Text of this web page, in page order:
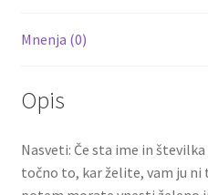
Mnenja (0)
Opis
Nasveti: Če sta ime in
točno to, kar želite, vam ju ni